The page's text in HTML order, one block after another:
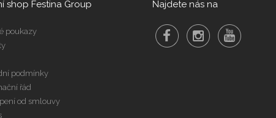
shop Festina Group
poukazy
podmínky
řád
od smlouvy
Najdete nás na